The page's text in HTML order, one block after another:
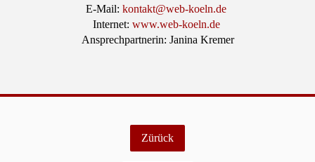
E-Mail: kontakt@web-koeln.de
Internet: www.web-koeln.de
Ansprechpartnerin: Janina Kremer
Zürück